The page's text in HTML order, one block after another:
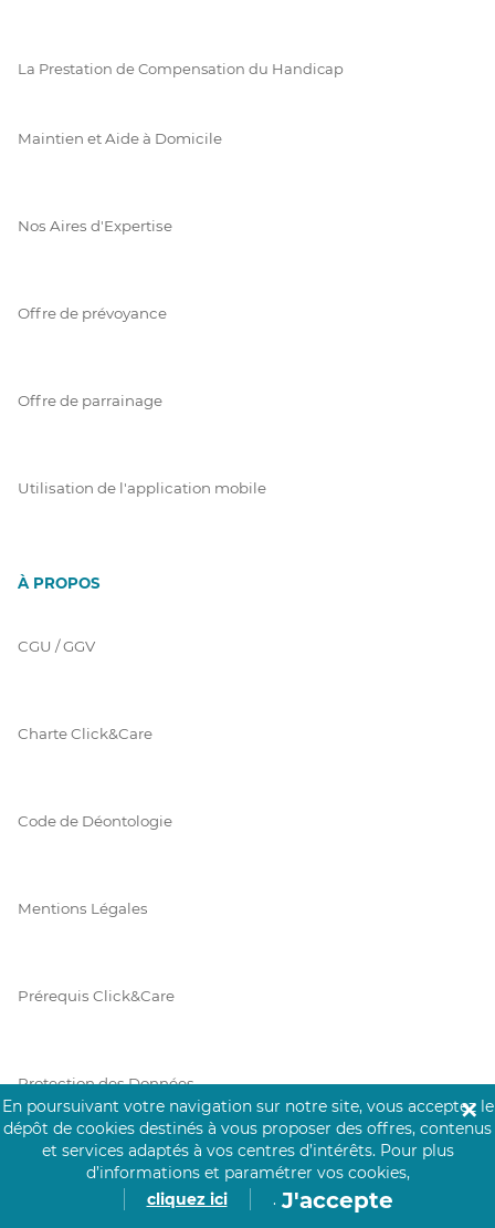
La Prestation de Compensation du Handicap
Maintien et Aide à Domicile
Nos Aires d'Expertise
Offre de prévoyance
Offre de parrainage
Utilisation de l'application mobile
À PROPOS
CGU / GGV
Charte Click&Care
Code de Déontologie
Mentions Légales
Prérequis Click&Care
Protection des Données
Vie Privée
En poursuivant votre navigation sur notre site, vous acceptez le
dépôt de cookies destinés à vous proposer des offres, contenus
et services adaptés à vos centres d’intérêts. Pour plus
d’informations et paramétrer vos cookies,
cliquez ici
. J'accepte
✕